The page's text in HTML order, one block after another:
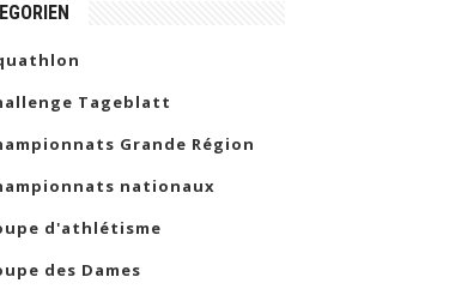
Tageblatt
Grande Région
nationaux
d'athlétisme
des Dames